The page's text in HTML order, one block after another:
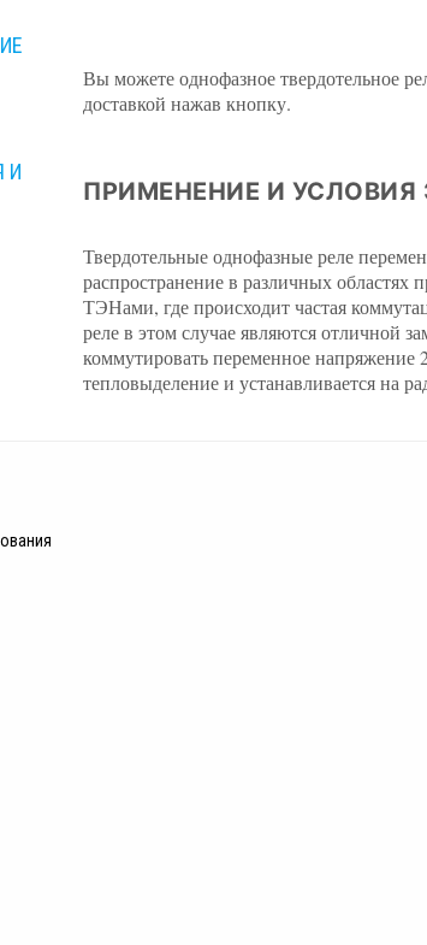
И
Вы можете однофазное твердотельное
доставкой нажав кнопку.
ПРИМЕНЕНИЕ И УСЛОВИЯ
Твердотельные однофазные реле
распространение в различных
ТЭНами, где происходит частая
реле в этом случае являются отличной
коммутировать переменное напряжение
тепловыделение и устанавливается на